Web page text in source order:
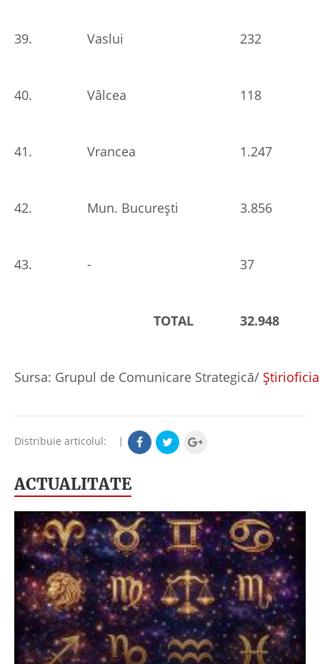
39. Vaslui 232
40. Vâlcea 118
41. Vrancea 1.247
42. Mun. București 3.856
43. - 37
TOTAL 32.948
Sursa: Grupul de Comunicare Strategică/
Distribuie articolul: |
ACTUALITATE